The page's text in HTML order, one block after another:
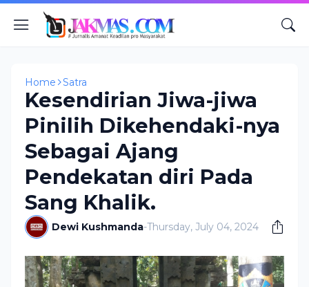
Home Satra
Kesendirian Jiwa-jiwa
Pinilih Dikehendaki-nya
Sebagai Ajang
Pendekatan diri Pada
Sang Khalik.
Dewi Kushmanda-Thursday, July 04, 2024